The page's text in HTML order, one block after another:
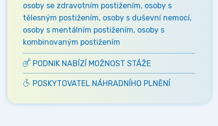
osoby se zdravotním postižením, osoby s
tělesným postižením, osoby s duševní nemocí,
osoby s mentálním postižením, osoby s
kombinovaným postižením
PODNIK NABÍZÍ MOŽNOST STÁŽE
POSKYTOVATEL NÁHRADNÍHO PLNĚNÍ